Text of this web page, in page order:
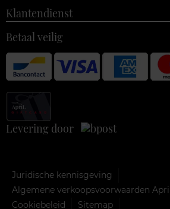
Klantendienst
Betaal veilig
Levering door
Juridische kennisgeving
Algemene verkoopsvoorwaarden
Cookiebeleid
Sitemap